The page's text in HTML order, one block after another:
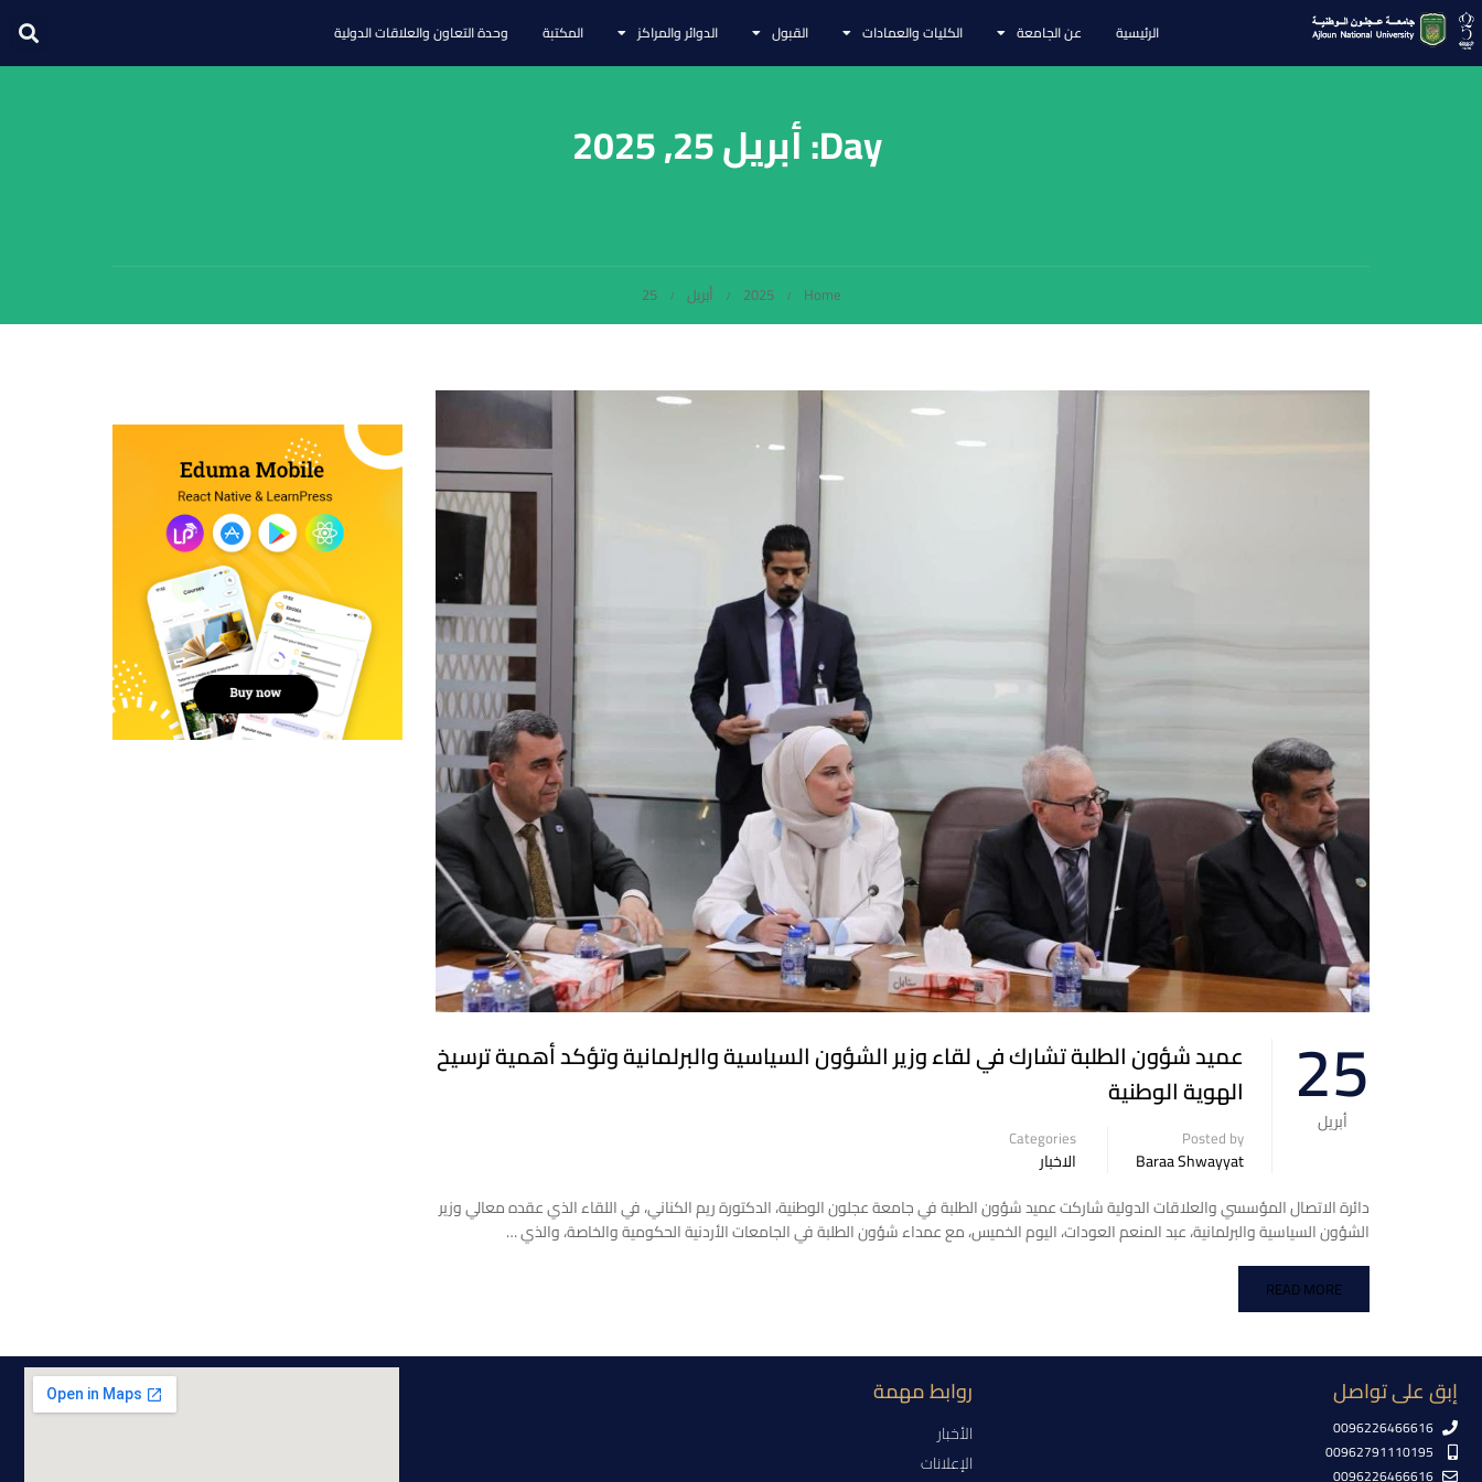
الرئيسية عن الجامعة الكليات والعمادات القبول الدوائر والمراكز المكتبة وحدة التعاون والعلاقات الدولية
Day: أبريل 25, 2025
Home
2025 أبريل 25
25
أبريل
عميد شؤون الطلبة تشارك في لقاء وزير الشؤون السياسية والبرلمانية وتؤكد أهمية ترسيخ
الهوية الوطنية
Posted by
Baraa Shwayyat
Categories
الاخبار
دائرة الاتصال المؤسسي والعلاقات الدولية شاركت عميد شؤون الطلبة في جامعة عجلون الوطنية، الدكتورة ريم الكناني، في اللقاء الذي عقده معالي وزير
الشؤون السياسية والبرلمانية، عبد المنعم العودات، اليوم الخميس، مع عمداء شؤون الطلبة في الجامعات الأردنية الحكومية والخاصة، والذي …
READ MORE
إبق على تواصل
0096226466616
00962791110195
0096226466616
روابط مهمة
الأخبار
الإعلانات